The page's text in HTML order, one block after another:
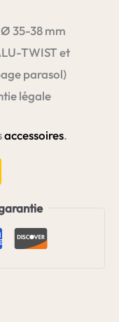
35-38 mm
TWIST et
parasol)
légale
accessoires.